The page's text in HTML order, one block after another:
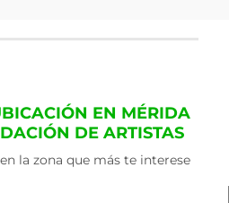
EN MÉRIDA
DE ARTISTAS
la zona que más te interese